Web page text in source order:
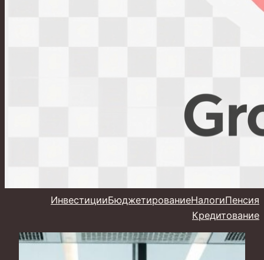
ИнвестицииБюджетированиеНалогиПенсия
Кредитование